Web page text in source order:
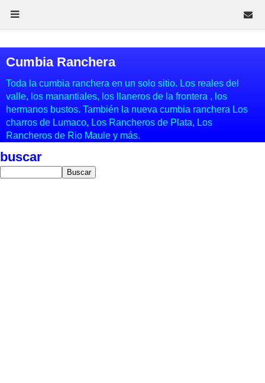
Cumbia Ranchera
Toda la cumbia ranchera en un solo sitio. Los reales del
valle, los manantiales, los llaneros de la frontera , los
hermanos bustos. También la nueva cumbia ranchera Los
charros de Lumaco, Los Rancheros de Plata, Los
Rancheros de Rio Maule y más.
buscar